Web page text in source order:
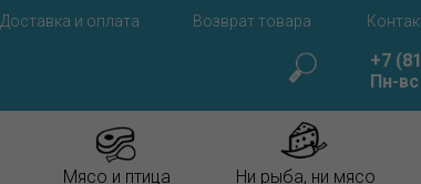
Доставка и оплата
Мясо и птица Ни рыба, ни мясо
+7
Пн-вс
Возврат товара